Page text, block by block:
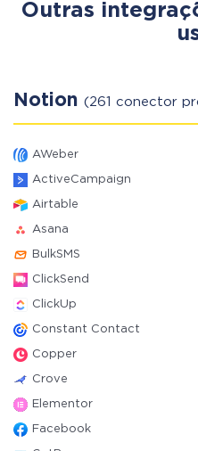
Outras
Notion (261 conector
AWeber
ActiveCampaign
Airtable
Asana
BulkSMS
ClickSend
ClickUp
Constant Contact
Copper
Crove
Elementor
Facebook